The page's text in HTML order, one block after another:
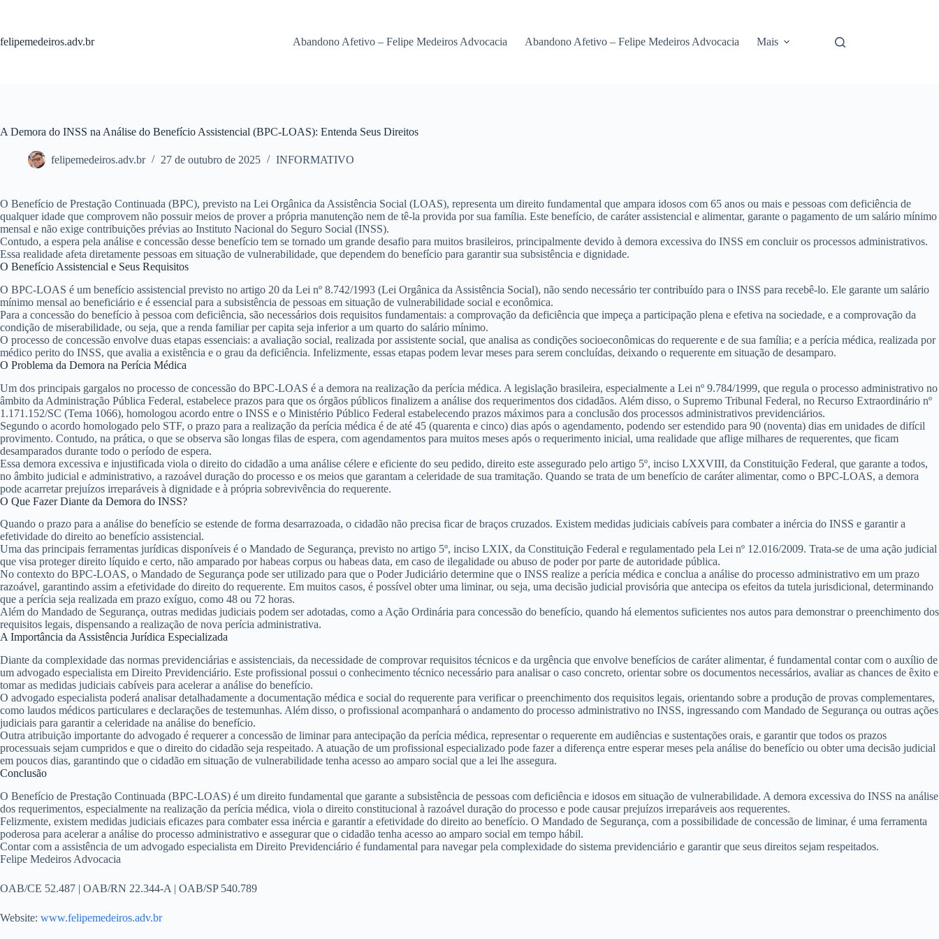
conteúdo
felipemedeiros.adv.br Abandono Afetivo – Felipe Medeiros Advocacia Abandono Afetivo – Felipe Medeiros Advocacia Mais
A Demora do INSS na Análise do Benefício Assistencial (BPC-LOAS): Entenda Seus Direitos
felipemedeiros.adv.br 27 de outubro de 2025 INFORMATIVO
O Benefício de Prestação Continuada (BPC), previsto na Lei Orgânica da Assistência Social (LOAS), representa um direito fundamental que ampara idosos com 65 anos ou mais e pessoas com deficiência de
qualquer idade que comprovem não possuir meios de prover a própria manutenção nem de tê-la provida por sua família. Este benefício, de caráter assistencial e alimentar, garante o pagamento de um salário mínimo
mensal e não exige contribuições prévias ao Instituto Nacional do Seguro Social (INSS).
Contudo, a espera pela análise e concessão desse benefício tem se tornado um grande desafio para muitos brasileiros, principalmente devido à demora excessiva do INSS em concluir os processos administrativos.
Essa realidade afeta diretamente pessoas em situação de vulnerabilidade, que dependem do benefício para garantir sua subsistência e dignidade.
O Benefício Assistencial e Seus Requisitos
O BPC-LOAS é um benefício assistencial previsto no artigo 20 da Lei nº 8.742/1993 (Lei Orgânica da Assistência Social), não sendo necessário ter contribuído para o INSS para recebê-lo. Ele garante um salário
mínimo mensal ao beneficiário e é essencial para a subsistência de pessoas em situação de vulnerabilidade social e econômica.
Para a concessão do benefício à pessoa com deficiência, são necessários dois requisitos fundamentais: a comprovação da deficiência que impeça a participação plena e efetiva na sociedade, e a comprovação da
condição de miserabilidade, ou seja, que a renda familiar per capita seja inferior a um quarto do salário mínimo.
O processo de concessão envolve duas etapas essenciais: a avaliação social, realizada por assistente social, que analisa as condições socioeconômicas do requerente e de sua família; e a perícia médica, realizada por
médico perito do INSS, que avalia a existência e o grau da deficiência. Infelizmente, essas etapas podem levar meses para serem concluídas, deixando o requerente em situação de desamparo.
O Problema da Demora na Perícia Médica
Um dos principais gargalos no processo de concessão do BPC-LOAS é a demora na realização da perícia médica. A legislação brasileira, especialmente a Lei nº 9.784/1999, que regula o processo administrativo no
âmbito da Administração Pública Federal, estabelece prazos para que os órgãos públicos finalizem a análise dos requerimentos dos cidadãos. Além disso, o Supremo Tribunal Federal, no Recurso Extraordinário nº
1.171.152/SC (Tema 1066), homologou acordo entre o INSS e o Ministério Público Federal estabelecendo prazos máximos para a conclusão dos processos administrativos previdenciários.
Segundo o acordo homologado pelo STF, o prazo para a realização da perícia médica é de até 45 (quarenta e cinco) dias após o agendamento, podendo ser estendido para 90 (noventa) dias em unidades de difícil
provimento. Contudo, na prática, o que se observa são longas filas de espera, com agendamentos para muitos meses após o requerimento inicial, uma realidade que aflige milhares de requerentes, que ficam
desamparados durante todo o período de espera.
Essa demora excessiva e injustificada viola o direito do cidadão a uma análise célere e eficiente do seu pedido, direito este assegurado pelo artigo 5º, inciso LXXVIII, da Constituição Federal, que garante a todos,
no âmbito judicial e administrativo, a razoável duração do processo e os meios que garantam a celeridade de sua tramitação. Quando se trata de um benefício de caráter alimentar, como o BPC-LOAS, a demora
pode acarretar prejuízos irreparáveis à dignidade e à própria sobrevivência do requerente.
O Que Fazer Diante da Demora do INSS?
Quando o prazo para a análise do benefício se estende de forma desarrazoada, o cidadão não precisa ficar de braços cruzados. Existem medidas judiciais cabíveis para combater a inércia do INSS e garantir a
efetividade do direito ao benefício assistencial.
Uma das principais ferramentas jurídicas disponíveis é o Mandado de Segurança, previsto no artigo 5º, inciso LXIX, da Constituição Federal e regulamentado pela Lei nº 12.016/2009. Trata-se de uma ação judicial
que visa proteger direito líquido e certo, não amparado porhabeas corpus ou habeas data, em caso de ilegalidade ou abuso de poder por parte de autoridade pública.
No contexto do BPC-LOAS, o Mandado de Segurança pode ser utilizado para que o Poder Judiciário determine que o INSS realize a perícia médica e conclua a análise do processo administrativo em um prazo
razoável, garantindo assim a efetividade do direito do requerente. Em muitos casos, é possível obter uma liminar, ou seja, uma decisão judicial provisória que antecipa os efeitos da tutela jurisdicional, determinando
que a perícia seja realizada em prazo exíguo, como 48 ou 72 horas.
Além do Mandado de Segurança, outras medidas judiciais podem ser adotadas, como a Ação Ordinária para concessão do benefício, quando há elementos suficientes nos autos para demonstrar o preenchimento dos
requisitos legais, dispensando a realização de nova perícia administrativa.
A Importância da Assistência Jurídica Especializada
Diante da complexidade das normas previdenciárias e assistenciais, da necessidade de comprovar requisitos técnicos e da urgência que envolve benefícios de caráter alimentar, é fundamental contar com o auxílio de
um advogado especialista em Direito Previdenciário. Este profissional possui o conhecimento técnico necessário para analisar o caso concreto, orientar sobre os documentos necessários, avaliar as chances de êxito e
tomar as medidas judiciais cabíveis para acelerar a análise do benefício.
O advogado especialista poderá analisar detalhadamente a documentação médica e social do requerente para verificar o preenchimento dos requisitos legais, orientando sobre a produção de provas complementares,
como laudos médicos particulares e declarações de testemunhas. Além disso, o profissional acompanhará o andamento do processo administrativo no INSS, ingressando com Mandado de Segurança ou outras ações
judiciais para garantir a celeridade na análise do benefício.
Outra atribuição importante do advogado é requerer a concessão de liminar para antecipação da perícia médica, representar o requerente em audiências e sustentações orais, e garantir que todos os prazos
processuais sejam cumpridos e que o direito do cidadão seja respeitado. A atuação de um profissional especializado pode fazer a diferença entre esperar meses pela análise do benefício ou obter uma decisão judicial
em poucos dias, garantindo que o cidadão em situação de vulnerabilidade tenha acesso ao amparo social que a lei lhe assegura.
Conclusão
O Benefício de Prestação Continuada (BPC-LOAS) é um direito fundamental que garante a subsistência de pessoas com deficiência e idosos em situação de vulnerabilidade. A demora excessiva do INSS na análise
dos requerimentos, especialmente na realização da perícia médica, viola o direito constitucional à razoável duração do processo e pode causar prejuízos irreparáveis aos requerentes.
Felizmente, existem medidas judiciais eficazes para combater essa inércia e garantir a efetividade do direito ao benefício. O Mandado de Segurança, com a possibilidade de concessão de liminar, é uma ferramenta
poderosa para acelerar a análise do processo administrativo e assegurar que o cidadão tenha acesso ao amparo social em tempo hábil.
Contar com a assistência de um advogado especialista em Direito Previdenciário é fundamental para navegar pela complexidade do sistema previdenciário e garantir que seus direitos sejam respeitados.
Felipe Medeiros Advocacia
OAB/CE 52.487 | OAB/RN 22.344-A | OAB/SP 540.789
Website: www.felipemedeiros.adv.br